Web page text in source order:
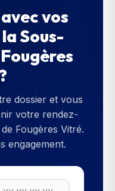
vos
Sous-
dossier et vous
votre rendez-
Fougères Vitré.
engagement.